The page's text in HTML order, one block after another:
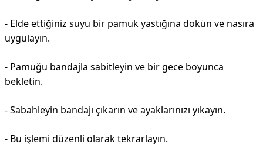
- Elde ettiğiniz suyu bir pamuk yastığına dökün ve nasıra
uygulayın.
- Pamuğu bandajla sabitleyin ve bir gece boyunca
bekletin.
- Sabahleyin bandajı çıkarın ve ayaklarınızı yıkayın.
- Bu işlemi düzenli olarak tekrarlayın.